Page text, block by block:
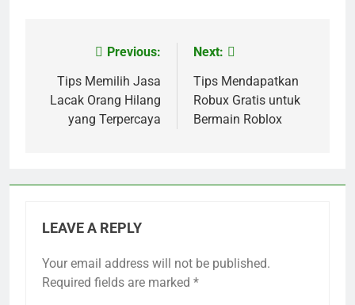
navigation
Previous:
Tips Memilih Jasa
Lacak Orang Hilang
yang Terpercaya
Next:
Tips Mendapatkan
Robux Gratis untuk
Bermain Roblox
LEAVE A REPLY
Your email address will not be published.
Required fields are marked *